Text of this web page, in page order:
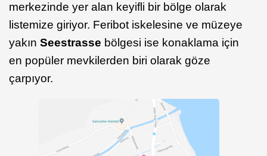
merkezinde yer alan keyifli bir bölge olarak
listemize giriyor. Feribot iskelesine ve müzeye
yakın Seestrasse bölgesi ise konaklama için
en popüler mevkilerden biri olarak göze
çarpıyor.